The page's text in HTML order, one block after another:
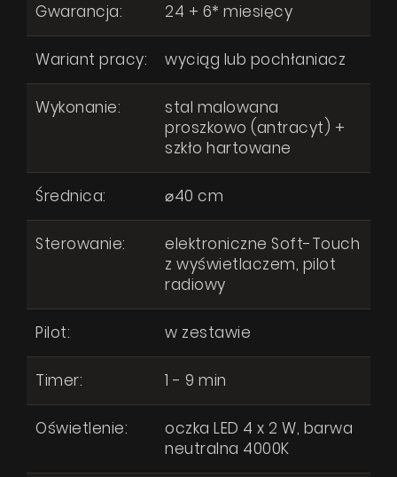
Gwarancja: 24 + 6* miesięcy
Wariant pracy: wyciąg lub pochłaniacz
Wykonanie:
stal malowana
proszkowo (antracyt) +
szkło hartowane
Średnica: ⌀40 cm
Sterowanie:
elektroniczne Soft-Touch
z wyświetlaczem, pilot
radiowy
Pilot: w zestawie
Timer: 1 - 9 min
Oświetlenie:
oczka LED 4 x 2 W, barwa
neutralna 4000K